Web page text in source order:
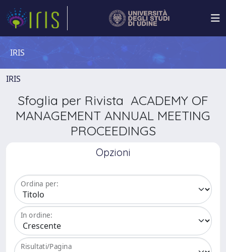
IRIS
IRIS
Sfoglia per Rivista ACADEMY OF
MANAGEMENT ANNUAL MEETING
PROCEEDINGS
Opzioni
Ordina per:
In ordine:
Risultati/Pagina